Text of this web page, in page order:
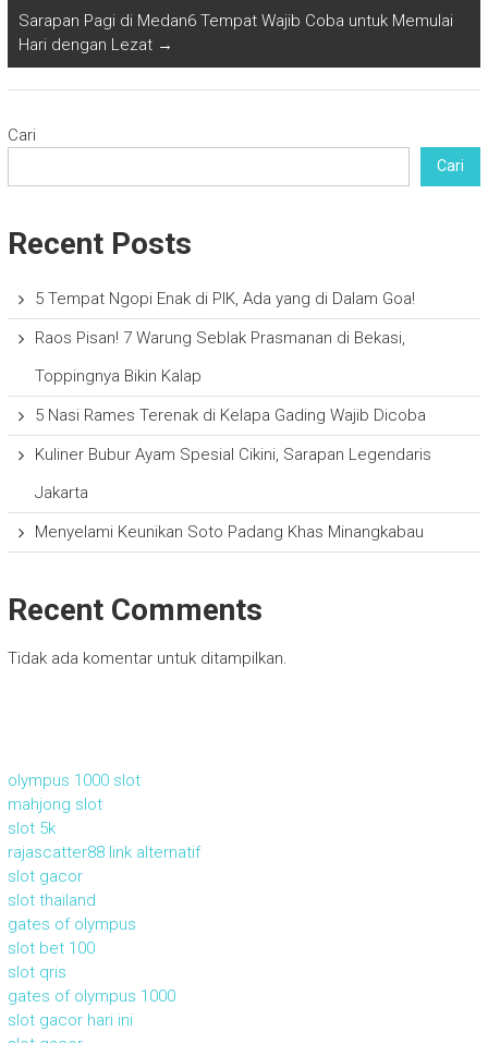
Sarapan Pagi di Medan6 Tempat Wajib Coba untuk Memulai
Hari dengan Lezat →
Cari
Cari
Recent Posts
5 Tempat Ngopi Enak di PIK, Ada yang di Dalam Goa!
Raos Pisan! 7 Warung Seblak Prasmanan di Bekasi,
Toppingnya Bikin Kalap
5 Nasi Rames Terenak di Kelapa Gading Wajib Dicoba
Kuliner Bubur Ayam Spesial Cikini, Sarapan Legendaris
Jakarta
Menyelami Keunikan Soto Padang Khas Minangkabau
Recent Comments
Tidak ada komentar untuk ditampilkan.
olympus 1000 slot
mahjong slot
slot 5k
rajascatter88 link alternatif
slot gacor
slot thailand
gates of olympus
slot bet 100
slot qris
gates of olympus 1000
slot gacor hari ini